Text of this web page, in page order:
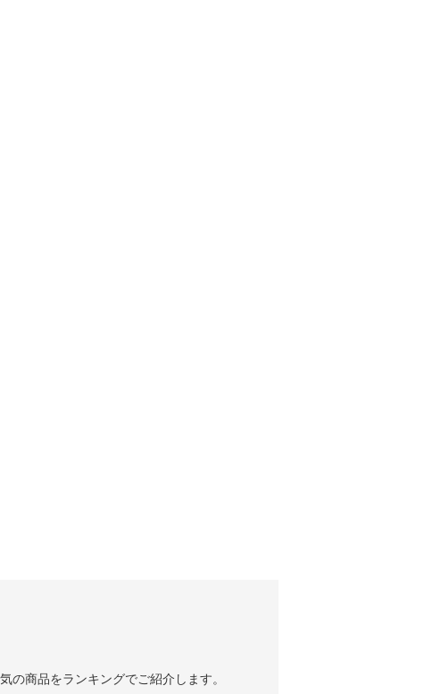
の商品をランキングでご紹介します。